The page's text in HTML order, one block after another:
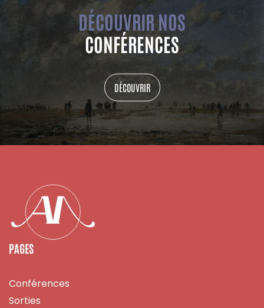
DÉCOUVRIR NOS
CONFÉRENCES
DÉCOUVRIR
PAGES
Conférences
Sorties